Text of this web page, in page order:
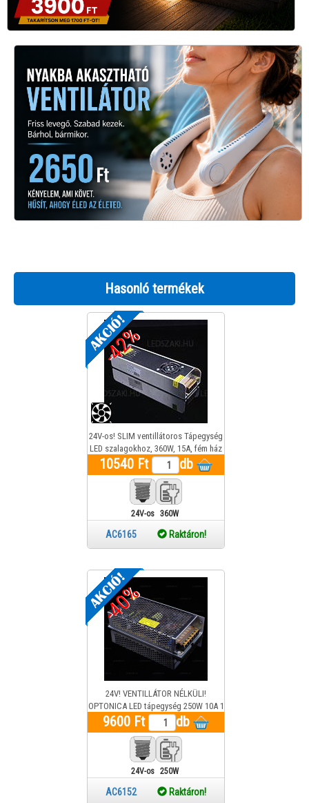
Hasonló termékek
-42%
24V-os! SLIM ventillátoros Tápegység
LED szalagokhoz, 360W, 15A, fém ház
10540 Ft db
24V-os 360W
AC6165 Raktáron!
-40%
24V! VENTILLÁTOR NÉLKÜLI!
OPTONICA LED tápegység 250W 10A 1
év garancia
9600 Ft db
24V-os 250W
AC6152 Raktáron!